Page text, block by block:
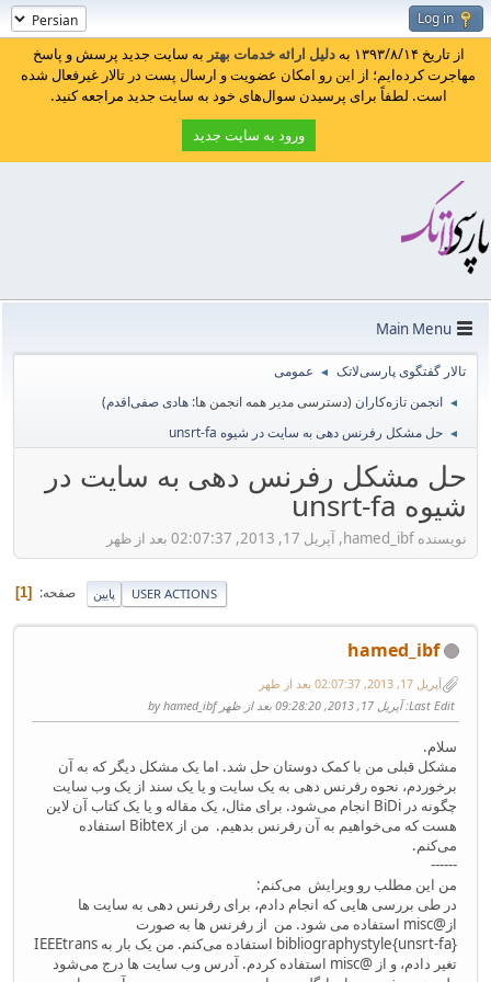
Log in
از تاریخ ۱۳۹۳/۸/۱۴ به دلیل ارائه خدمات بهتر به سایت جدید پرسش و پاسخ
مهاجرت کرده‌ایم؛ از این رو امکان عضویت و ارسال پست در تالار غیرفعال شده
است. لطفاً برای پرسیدن سوال‌های خود به سایت جدید مراجعه کنید.
ورود به سایت جدید
Main Menu
تالار گفتگوی پارسی‌لاتک ◄ عمومی
◄ انجمن تازه‌کاران (دسترسی مدیر همه انجمن ها: هادی صفی‌اقدم)
◄ حل مشکل رفرنس دهی به سایت در شیوه unsrt-fa
حل مشکل رفرنس دهی به سایت در
شیوه unsrt-fa
نویسنده hamed_ibf, آپریل 17, 2013, 02:07:37 بعد از ظهر
پایین صفحه 1 USER ACTIONS
hamed_ibf
آپریل 17, 2013, 02:07:37 بعد از ظهر
Last Edit: آپریل 17, 2013, 09:28:20 بعد از ظهر by hamed_ibf
سلام.
مشکل قبلی من با کمک دوستان حل شد. اما یک مشکل دیگر که به آن
برخوردم، نحوه رفرنس دهی به یک سایت و یا یک سند از یک وب سایت
چگونه در BiDi انجام می‌شود. برای مثال، یک مقاله و یا یک کتاب آن لاین
هست که می‌خواهیم به آن رفرنس بدهیم. من از Bibtex استفاده
می‌کنم.
------
من این مطلب رو ویرایش می‌کنم:
در طی بررسی هایی که انجام دادم، برای رفرنس دهی به سایت ها
از@misc استفاده می شود. من از رفرنس ها به صورت
{bibliographystyle{unsrt-fa استفاده می‌کنم. من یک بار به IEEEtrans
تغیر دادم، و از @misc استفاده کردم. آدرس وب سایت ها درج می‌شود